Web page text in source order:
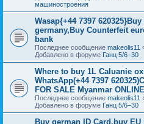
машиностроения
Wasap{+44 7397
germany,Buy Counterfeit
bank
Последнее сообщение makeolis11
Добавлено в форуме Ганц 5/6–30
Where to buy 1L Caluanie
WhatsApp(+44 7397
FOR SALE Myanmar ONLINE
Последнее сообщение makeolis11
Добавлено в форуме Ганц 5/6–30
Buy german ID Card,buy